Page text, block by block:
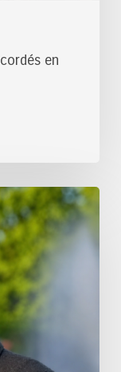
en